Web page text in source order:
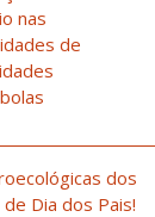
nas
de
dos
Dia dos Pais!